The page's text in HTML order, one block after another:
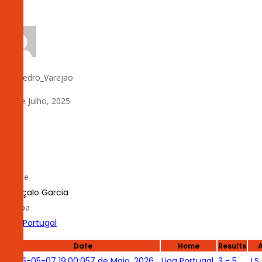
Pedro_Varejao
24 de Julho, 2025
Nome
Gonçalo Garcia
Equipa
Liga Portugal
Date Home Results